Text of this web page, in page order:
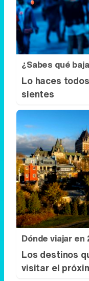
¿Sabes qué
Lo haces
sientes
Dónde viajar en
Los destinos
visitar el